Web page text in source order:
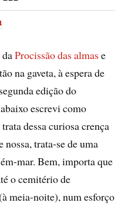
Procissão das almas e
na gaveta, à espera de
edição do
escrevi como
dessa curiosa crença
nossa, trata-se de uma
mar. Bem, importa que
o cemitério de
meia-noite), num esforço